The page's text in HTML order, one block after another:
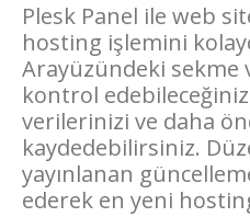
Plesk Panel ile web
hosting işlemini
Arayüzündeki sekme
kontrol
verilerinizi ve daha
kaydedebilirsiniz.
yayınlanan
ederek en yeni